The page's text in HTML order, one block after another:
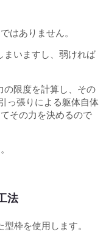
はありません。
まいますし、弱ければ
の限度を計算し、その
っ張りによる躯体自体
その力を決めるので
法
枠を使用します。